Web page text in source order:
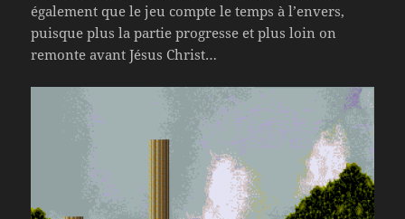
également que le jeu compte le temps à l’envers,
puisque plus la partie progresse et plus loin on
remonte avant Jésus Christ…